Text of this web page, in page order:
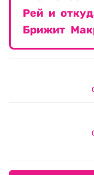
Рей и
Брижит